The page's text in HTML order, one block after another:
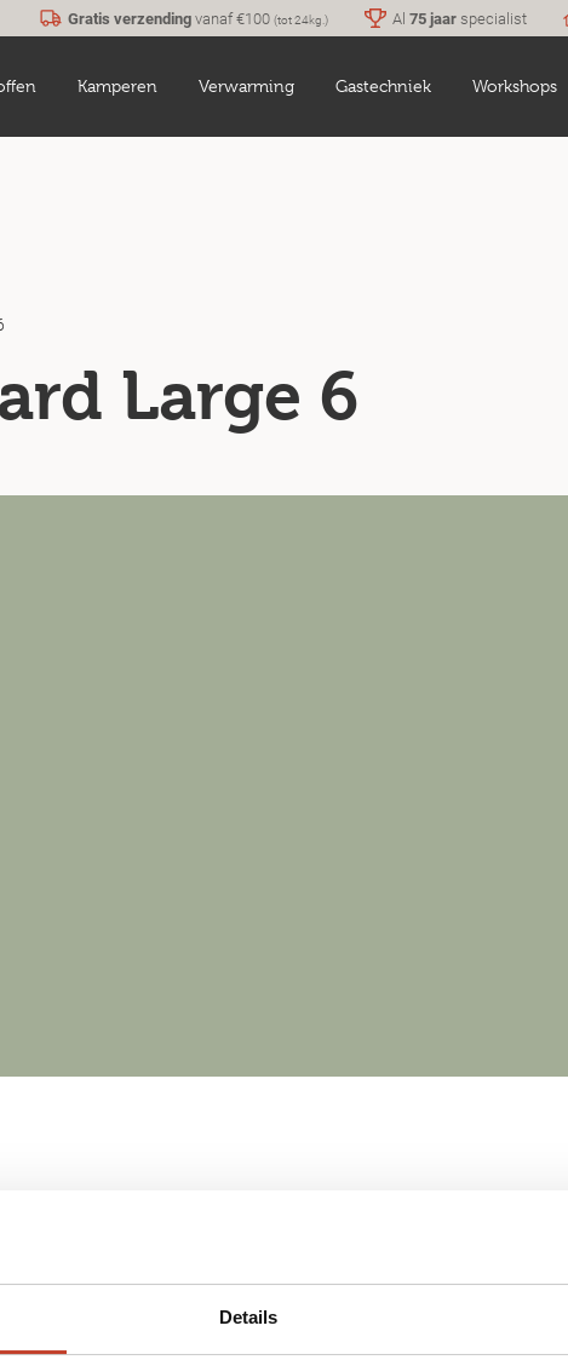
Details
Gratis verzendingvanaf €100 (tot 24kg.) Al 75 jaarspecialist
Kamperen Verwarming Gastechniek Workshops
Large 6